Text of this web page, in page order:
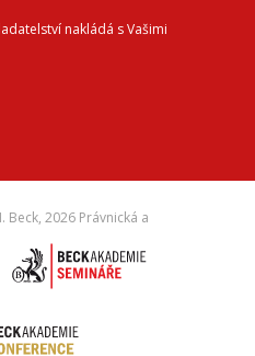
nakládá s Vašimi
Beck, 2026 Právnická a